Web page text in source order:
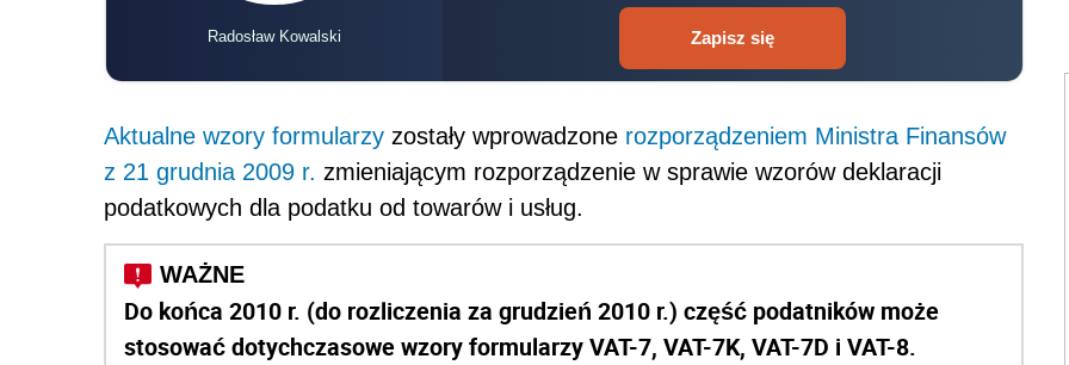
Radosław Kowalski Zapisz się
Aktualne wzory formularzy zostały wprowadzone rozporządzeniem Ministra Finansów
z 21 grudnia 2009 r. zmieniającym rozporządzenie w sprawie wzorów deklaracji
podatkowych dla podatku od towarów i usług.
Do końca 2010 r. (do rozliczenia za grudzień 2010 r.) część podatników może
stosować dotychczasowe wzory formularzy VAT-7, VAT-7K, VAT-7D i VAT-8.